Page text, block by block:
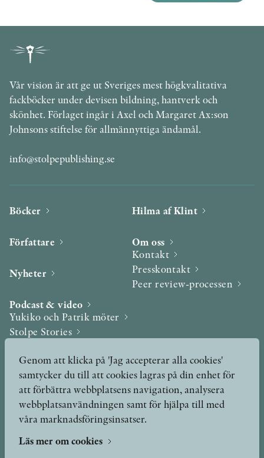
Vår vision är att ge ut Sveriges mest högkvalitativa
fackböcker under devisen bildning, hantverk och
skönhet. Förlaget ingår i Axel och Margaret Ax:son
Johnsons stiftelse för allmännyttiga ändamål.
info@stolpepublishing.se
Böcker
Författare
Nyheter
Podcast & video
Yukiko och Patrik möter
Stolpe Stories
Utmärkelser & Format
Utmärkelser
Övriga format
Hilma af Klint
Om oss
Kontakt
Presskontakt
Peer review-processen
Genom att klicka på 'Jag accepterar alla cookies'
samtycker du till att cookies lagras på din enhet för
att förbättra webbplatsens navigation, analysera
webbplatsanvändningen samt för hjälpa till med
våra marknadsföringsinsatser.
Läs mer om cookies